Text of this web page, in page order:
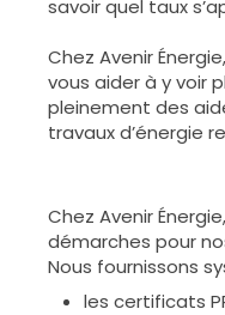
savoir quel taux
Chez Avenir
vous aider à y voir
pleinement des
travaux d’énergie
Chez Avenir
démarches pour
Nous fournissons
les certificats